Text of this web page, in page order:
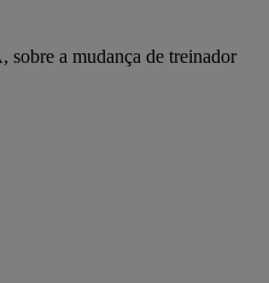
a mudança de treinador